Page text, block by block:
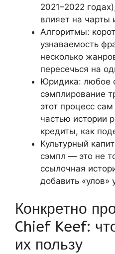
2021–2022
влияет на чарты
Алгоритмы:
узнаваемость
несколько
пересечься на
Юридика: любое
сэмплирование
этот процесс
частью истории
кредиты, как
Культурный
сэмпл — это не
ссылочная
добавить «улов»
Конкретно
Chief Keef:
их пользу